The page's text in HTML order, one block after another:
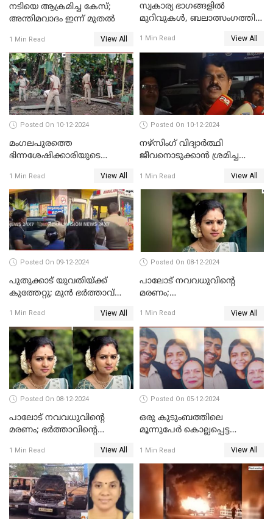
നടിയെ ആക്രമിച്ച കേസ്;
അന്തിമവാദം ഇന്ന് മുതല്‍
1 Min Read View All
സ്വകാര്യ ഭാഗങ്ങളിൽ
മുറിവുകൾ, ബലാത്സംഗത്തിന്
കൊലപാതകത്തില്‍
പോസ്റ്റ്‌മോർട്ടം റിപ്പോർട്ട്
1 Min Read View All
Posted On 10-12-2024
മംഗലപുരത്തെ
ഭിന്നശേഷിക്കാരിയുടെ
സംശയിക്കുന്നയാള്‍
കസ്റ്റഡിയില്‍
1 Min Read View All
Posted On 10-12-2024
നഴ്‌സിംഗ് വിദ്യാർത്ഥി
ജീവനൊടുക്കാന്‍ ശ്രമിച്ച
മാറ്റിയതായി മൻസൂർ
ആശുപത്രി എം.ഡി ഷംസുദ്ദീൻ
1 Min Read View All
Posted On 09-12-2024
പുതുക്കാട് യുവതിയ്ക്ക്
കുത്തേറ്റു; മുൻ ഭർത്താവ്
1 Min Read View All
Posted On 08-12-2024
പാലോട് നവവധുവിന്റെ
മരണം;
സ്ഥിരീകരിച്ച് പൊലീസ്
1 Min Read View All
Posted On 08-12-2024
പാലോട് നവവധുവിന്റെ
മരണം; ഭര്‍ത്താവിന്റെ
1 Min Read View All
Posted On 05-12-2024
ഒരു കുടുംബത്തിലെ
മൂന്നുപേര്‍ കൊല്ലപ്പെട്ട
1 Min Read View All